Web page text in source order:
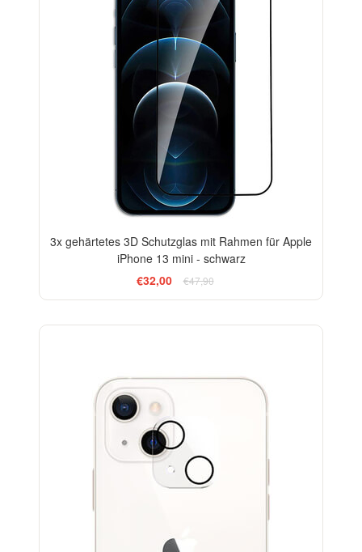
3x gehärtetes 3D Schutzglas mit Rahmen für Apple
iPhone 13 mini - schwarz
€32,00
€47,90